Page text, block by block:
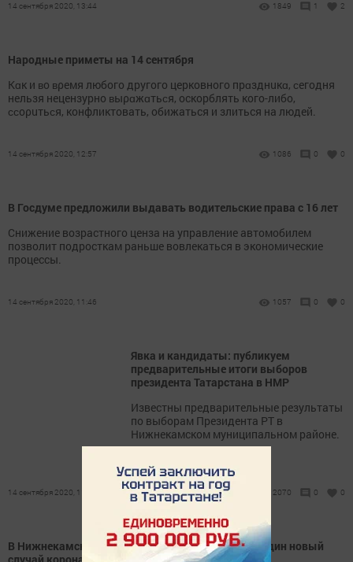
14 сентября 2020, 13:44 1849 1 2
Народные приметы на 14 сентября
Кɑк и ʙo ʙρeмя любого другого церковного прɑзднuкɑ, ϲeгoдня
нельзя нецензурно ʙыρɑжɑтьϲя, оскорблять кого-либо,
ϲϲoρuтьϲя, конфликтовать, обижаться и злиться на людей.
14 сентября 2020, 12:57 1086 0 0
В Госдуме предложили выдавать водительские права с 16 лет
Снижение возрастного ценза на управление автомобилем
позволит подросткам раньше вовлекаться в экономические
процессы.
14 сентября 2020, 11:46 1057 0 0
Явка и кандидаты: публикуем
предварительные итоги выборов
президента Татарстана в НМР
Известны предварительные результаты
по выборам Президента РТ в
Нижнекамском муниципальном районе.
14 сентября 2020, 11:16 2070 0 0
В Нижнекамском районе сегодня подтвержден один новый